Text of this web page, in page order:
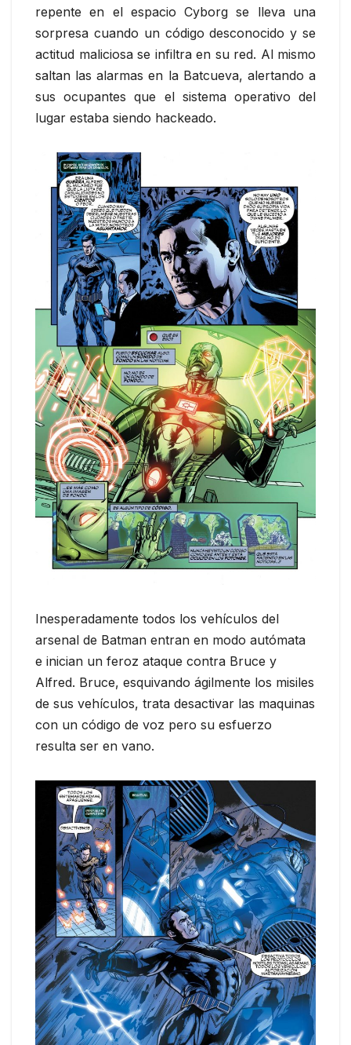
repente en el espacio Cyborg se lleva una
sorpresa cuando un código desconocido y se
actitud maliciosa se infiltra en su red. Al mismo
saltan las alarmas en la Batcueva, alertando a
sus ocupantes que el sistema operativo del
lugar estaba siendo hackeado.
Inesperadamente todos los vehículos del
arsenal de Batman entran en modo autómata
e inician un feroz ataque contra Bruce y
Alfred. Bruce, esquivando ágilmente los misiles
de sus vehículos, trata desactivar las maquinas
con un código de voz pero su esfuerzo
resulta ser en vano.